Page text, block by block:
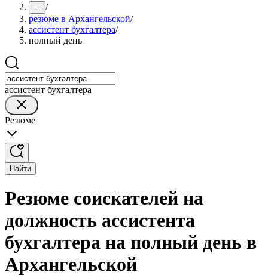
... /
резюме в Архангельской/
ассистент бухгалтера/
полный день
ассистент бухгалтера
Резюме
Найти
Резюме соискателей на
должность ассистента
бухгалтера на полный день в
Архангельской